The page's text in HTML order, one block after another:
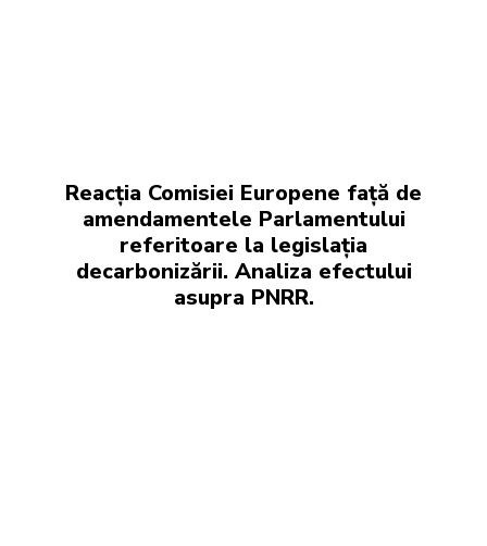
Reacția Comisiei Europene față de
amendamentele Parlamentului
referitoare la legislația
decarbonizării. Analiza efectului
asupra PNRR.